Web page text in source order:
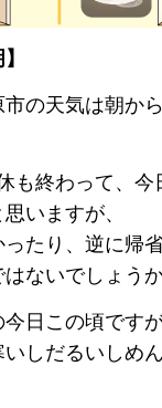
の天気は朝か
も終わって、
いますが、
たり、逆に帰
ないでしょう
日この頃です
いしだるいしめ